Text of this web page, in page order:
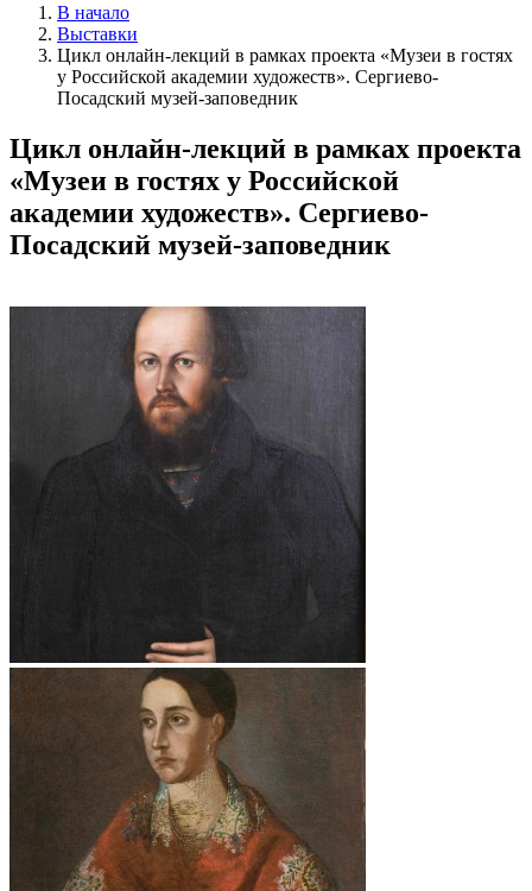
В начало
Выставки
Цикл онлайн-лекций в рамках проекта «Музеи в гостях
у Российской академии художеств». Сергиево-
Посадский музей-заповедник
Цикл онлайн-лекций в рамках проекта
«Музеи в гостях у Российской
академии художеств». Сергиево-
Посадский музей-заповедник